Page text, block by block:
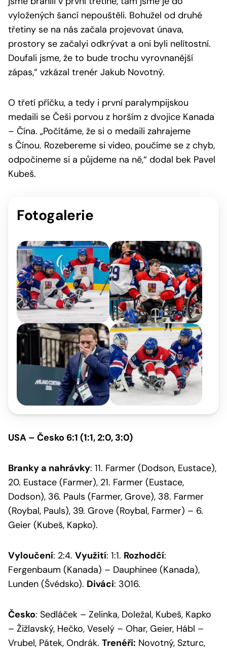
vyložených šancí nepouštěli. Bohužel od druhé
třetiny se na nás začala projevovat únava,
prostory se začalyi odkrývat a oni byli nelítostní.
Doufali jsme, že to bude trochu vyrovnanější
zápas,“ vzkázal trenér Jakub Novotný.
O třetí příčku, a tedy i první paralympijskou
medaili se Češi porvou z horším z dvojice Kanada
– Čína. „Počítáme, že si o medaili zahrajeme
s Čínou. Rozebereme si video, poučíme se z chyb,
odpočineme si a půjdeme na ně,“ dodal bek Pavel
Kubeš.
Fotogalerie
USA – Česko 6:1 (1:1, 2:0, 3:0)
Branky a nahrávky: 11. Farmer (Dodson, Eustace),
20. Eustace (Farmer), 21. Farmer (Eustace,
Dodson), 36. Pauls (Farmer, Grove), 38. Farmer
(Roybal, Pauls), 39. Grove (Roybal, Farmer) – 6.
Geier (Kubeš, Kapko).
Vyloučení: 2:4. Využití: 1:1. Rozhodčí:
Fergenbaum (Kanada) – Dauphinee (Kanada),
Lunden (Švédsko). Diváci: 3016.
Česko: Sedláček – Zelinka, Doležal, Kubeš, Kapko
– Žižlavský, Hečko, Veselý – Ohar, Geier, Hábl –
Vrubel, Pátek, Ondrák. Trenéři: Novotný, Szturc,